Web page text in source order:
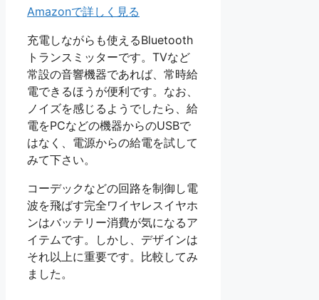
Amazonで詳しく見る
充電しながらも使えるBluetooth
トランスミッターです。TVなど
常設の音響機器であれば、常時給
電できるほうが便利です。なお、
ノイズを感じるようでしたら、給
電をPCなどの機器からのUSBで
はなく、電源からの給電を試して
みて下さい。
コーデックなどの回路を制御し電
波を飛ばす完全ワイヤレスイヤホ
ンはバッテリー消費が気になるア
イテムです。しかし、デザインは
それ以上に重要です。比較してみ
ました。